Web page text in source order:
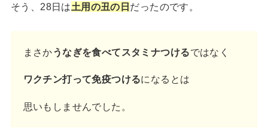
そう、28日は土用の丑の日だったのです。
まさかうなぎを食べてスタミナつけるではなく
ワクチン打って免疫つけるになるとは
思いもしませんでした。